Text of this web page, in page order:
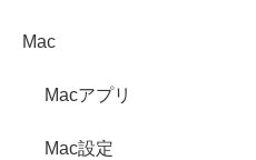
Mac
Macアプリ
Mac設定